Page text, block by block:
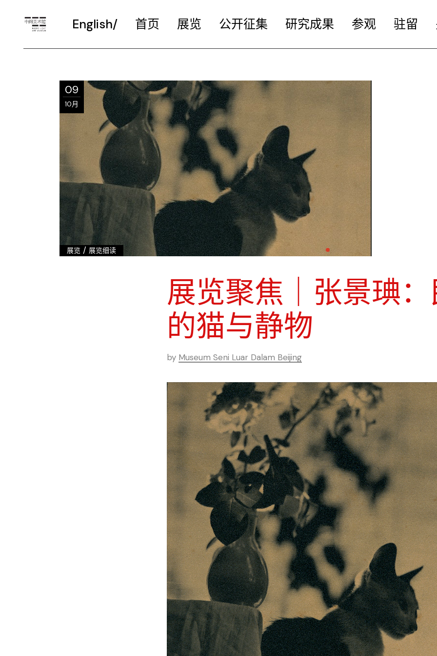
English/ 首页 展览 公开征集 研究成果 参观 驻留
09
10月
展览 / 展览细读
展览聚焦｜张景琠
的猫与静物
by Museum Seni Luar Dalam Beijing